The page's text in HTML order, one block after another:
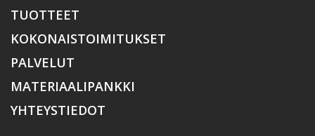
TUOTTEET
KOKONAISTOIMITUKSET
PALVELUT
MATERIAALIPANKKI
YHTEYSTIEDOT